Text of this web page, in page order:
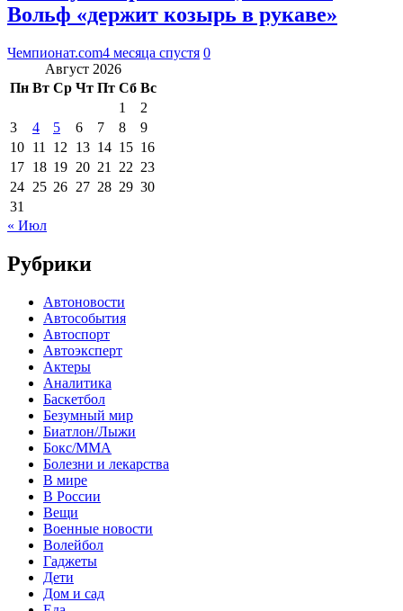
Вольф «держит козырь в рукаве»
Чемпионат.com4 месяца спустя 0
Август 2026
Пн Вт Ср Чт Пт Сб Вс
1
2
3
4 5 6 7 8
9
10 11 12 13 14 15 16
17 18 19 20 21 22 23
24 25 26 27 28 29 30
31
« Июл
Рубрики
Автоновости
Автособытия
Автоспорт
Автоэксперт
Актеры
Аналитика
Баскетбол
Безумный мир
Биатлон/Лыжи
Бокс/MMA
Болезни и лекарства
В мире
В России
Вещи
Военные новости
Волейбол
Гаджеты
Дети
Дом и сад